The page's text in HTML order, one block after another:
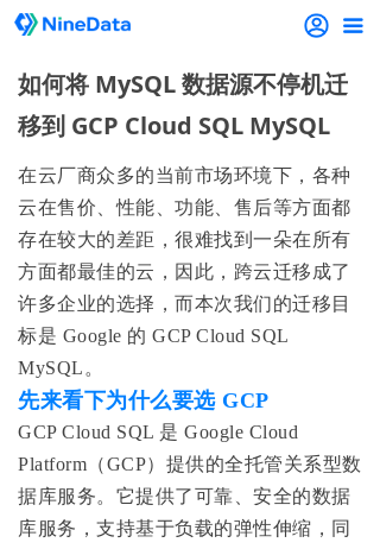
끀
如何将 MySQL 数据源不停机迁
移到 GCP Cloud SQL MySQL
在云厂商众多的当前市场环境下，各种
云在售价、性能、功能、售后等方面都
存在较大的差距，很难找到一朵在所有
方面都最佳的云，因此，跨云迁移成了
许多企业的选择，而本次我们的迁移目
标是 Google 的 GCP Cloud SQL
MySQL。
先来看下为什么要选 GCP
GCP Cloud SQL 是 Google Cloud
Platform（GCP）提供的全托管关系型数
据库服务。它提供了可靠、安全的数据
库服务，支持基于负载的弹性伸缩，同